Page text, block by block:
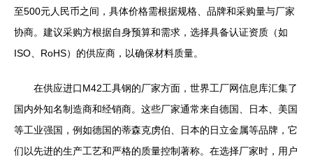
至500元人民币之间，具体价格需根据规格、品牌和采购量与厂家
协商。建议采购方根据自身预算和需求，选择具备认证资质（如
ISO、RoHS）的供应商，以确保材料质量。
在供应进口M42工具钢的厂家方面，世界工厂网信息库汇集了
国内外知名制造商和经销商。这些厂家通常来自德国、日本、美国
等工业强国，例如德国的蒂森克虏伯、日本的日立金属等品牌，它
们以先进的生产工艺和严格的质量控制著称。在选择厂家时，用户